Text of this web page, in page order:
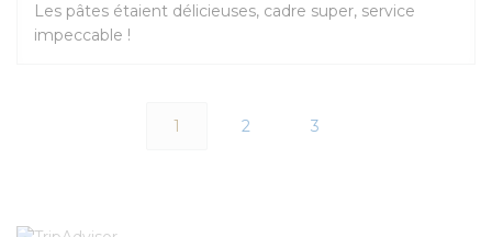
Les pâtes étaient délicieuses, cadre super, service
impeccable !
1 2 3